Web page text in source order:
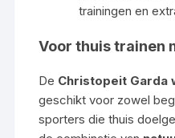
trainingen en
Voor thuis trainen
De Christopeit Garda
geschikt voor zowel
sporters die thuis